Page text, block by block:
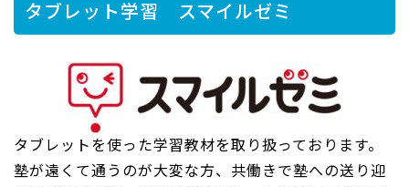
タブレット学習 スマイルゼミ
タブレットを使った学習教材を取り扱っております。
塾が遠くて通うのが大変な方、共働きで塾への送り迎